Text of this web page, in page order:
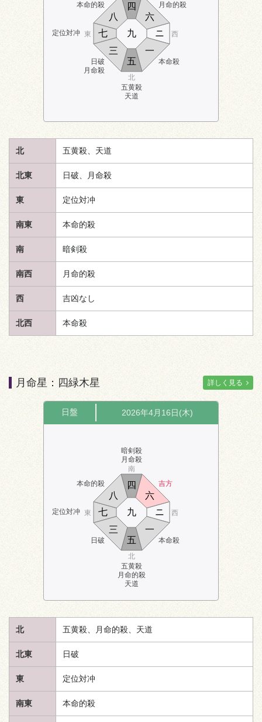
本命的殺 月命的殺
定位対冲
日破
月命殺
五黄殺
天道
本命殺
北
東 西
五
六
七
八
九
一
ニ
三
四
北 五黄殺、 天道
北東 日破、月命殺
東 定位対冲
南東 本命的殺
南 暗剣殺
南西 月命的殺
西 吉凶なし
北西 本命殺
月命星：四緑木星 詳しく見る
日盤 2026年4月16日(木)
本命的殺
暗剣殺
月命殺
吉方
定位対冲
日破
五黄殺
月命的殺
天道
本命殺
南
北
東 西
五
六
七
八
九
一
ニ
三
四
北 五黄殺、月命的殺、 天道
北東 日破
東 定位対冲
南東 本命的殺